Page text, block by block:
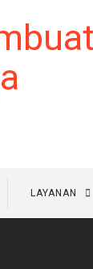
LAYANAN